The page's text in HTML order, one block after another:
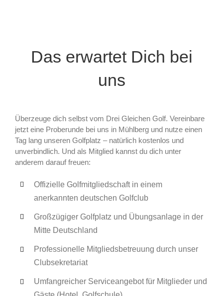
Das erwartet Dich bei
uns
Überzeuge dich selbst vom Drei Gleichen Golf. Vereinbare
jetzt eine Proberunde bei uns in Mühlberg und nutze einen
Tag lang unseren Golfplatz – natürlich kostenlos und
unverbindlich. Und als Mitglied kannst du dich unter
anderem darauf freuen:
Offizielle Golfmitgliedschaft in einem
anerkannten deutschen Golfclub
Großzügiger Golfplatz und Übungsanlage in der
Mitte Deutschland
Professionelle Mitgliedsbetreuung durch unser
Clubsekretariat
Umfangreicher Serviceangebot für Mitglieder und